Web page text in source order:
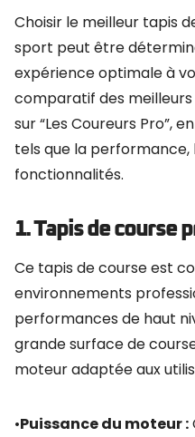
Choisir le meilleur tapis
sport peut être
expérience optimale à
comparatif des
sur “Les Coureurs Pro”,
tels que la performance,
fonctionnalités.
1. Tapis de course
Ce tapis de course est
environnements
performances de haut
grande surface de
moteur adaptée aux
•Puissance du moteur :